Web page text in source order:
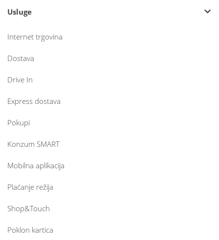
Usluge
Internet trgovina
Dostava
Drive In
Express dostava
Pokupi
Konzum SMART
Mobilna aplikacija
Plaćanje režija
Shop&Touch
Poklon kartica